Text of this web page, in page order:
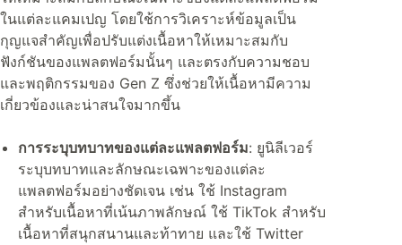
ในแต่ละแคมเปญ โดยใช้การวิเคราะห์ข้อมูลเป็น
กุญแจสำคัญเพื่อปรับแต่งเนื้อหาให้เหมาะสมกับ
ฟังก์ชันของแพลตฟอร์มนั้นๆ และตรงกับความชอบ
และพฤติกรรมของ Gen Z ซึ่งช่วยให้เนื้อหามีความ
เกี่ยวข้องและน่าสนใจมากขึ้น
การระบุบทบาทของแต่ละแพลตฟอร์ม: ยูนิลีเวอร์
ระบุบทบาทและลักษณะเฉพาะของแต่ละ
แพลตฟอร์มอย่างชัดเจน เช่น ใช้ Instagram
สำหรับเนื้อหาที่เน้นภาพลักษณ์ ใช้ TikTok สำหรับ
เนื้อหาที่สนุกสนานและท้าทาย และใช้ Twitter